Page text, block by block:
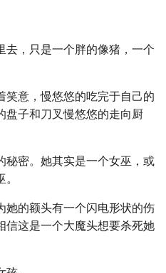
去，只是一个胖的像猪，一个
笑意，慢悠悠的吃完于自己的
盘子和刀叉慢悠悠的走向厨
秘密。她其实是一个女巫，或
她的额头有一个闪电形状的伤
信这是一个大魔头想要杀死她